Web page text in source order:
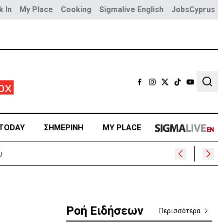
In My Place Cooking Sigmalive English JobsCyprus
ΣΗΜΕΡΙΝΗ MY PLACE
Ροή Ειδήσεων Περισσότερα